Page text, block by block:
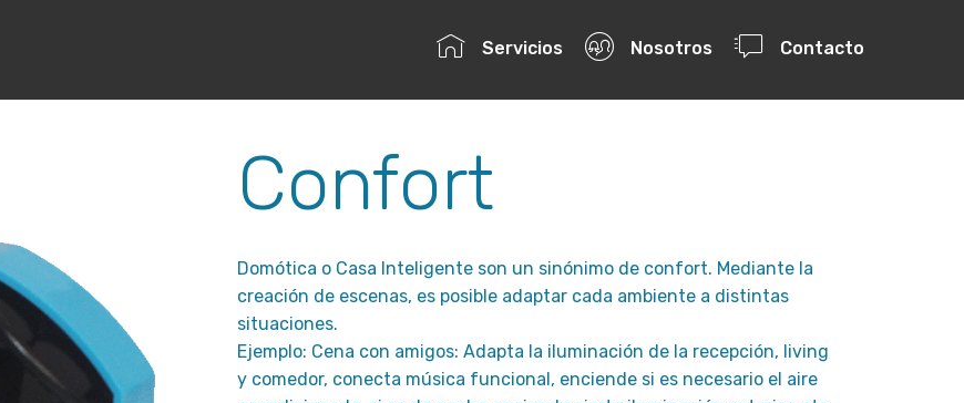
Servicios Nosotros Contacto
Confort
Domótica o Casa Inteligente son un sinónimo de confort. Mediante la
creación de escenas, es posible adaptar cada ambiente a distintas
situaciones.
Ejemplo: Cena con amigos: Adapta la iluminación de la recepción, living
y comedor, conecta música funcional, enciende si es necesario el aire